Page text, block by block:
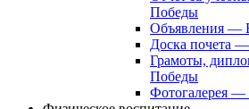
Победы
Объявления —
Доска почета
Грамоты,
Победы
Фотогалерея